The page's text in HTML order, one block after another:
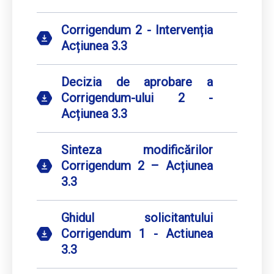
Corrigendum 2 - Intervenția
Acțiunea 3.3
Decizia de aprobare a
Corrigendum-ului 2 -
Acțiunea 3.3
Sinteza modificărilor
Corrigendum 2 – Acțiunea
3.3
Ghidul solicitantului
Corrigendum 1 - Actiunea
3.3